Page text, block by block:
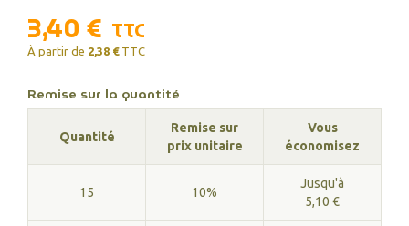
3,40 € TTC
À partir de 2,38 € TTC
Remise sur la quantité
Quantité
Remise sur
prix unitaire
Vous
économisez
15 10%
Jusqu'à
5,10 €